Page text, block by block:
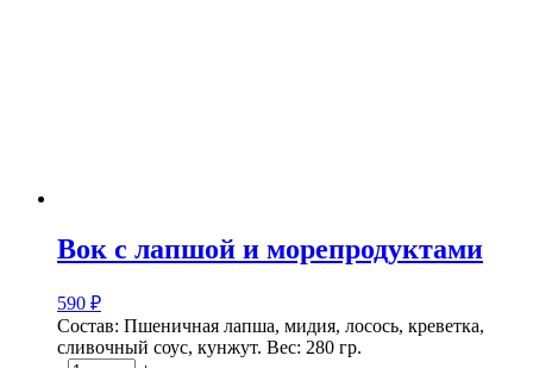
Вок с лапшой и морепродуктами
590 ₽
Состав: Пшеничная лапша, мидия, лосось, креветка,
сливочный соус, кунжут. Вес: 280 гр.